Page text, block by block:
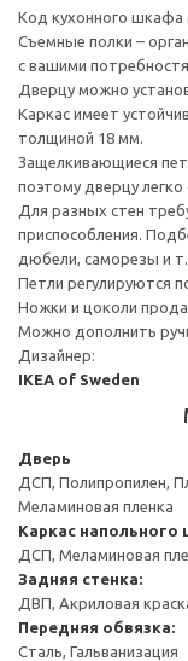
Код кухонного шкафа
Съемные полки –
с вашими
Дверцу можно
Каркас имеет
толщиной 18 мм.
Защелкивающиеся
поэтому дверцу легко
Для разных стен
приспособления.
дюбели, саморезы и т.
Петли регулируются
Ножки и цоколи
Можно дополнить
Дизайнер:
IKEA of Sweden
Дверь
ДСП, Полипропилен,
Меламиновая пленка
Каркас напольного
ДСП, Меламиновая
Задняя стенка:
ДВП, Акриловая
Передняя обвязка:
Сталь, Гальванизация